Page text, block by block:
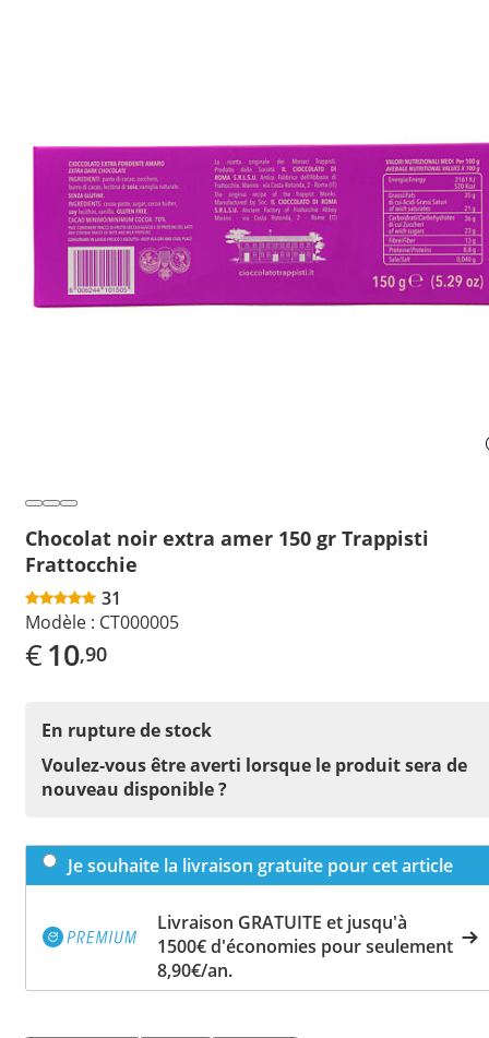
Chocolat noir extra amer 150 gr Trappisti
Frattocchie
31
Modèle : CT000005
€10,90
En rupture de stock
Voulez-vous être averti lorsque le produit sera de
nouveau disponible ?
Je souhaite la livraison gratuite pour cet article
Livraison GRATUITE et jusqu'à
1500€ d'économies pour seulement
8,90€/an.